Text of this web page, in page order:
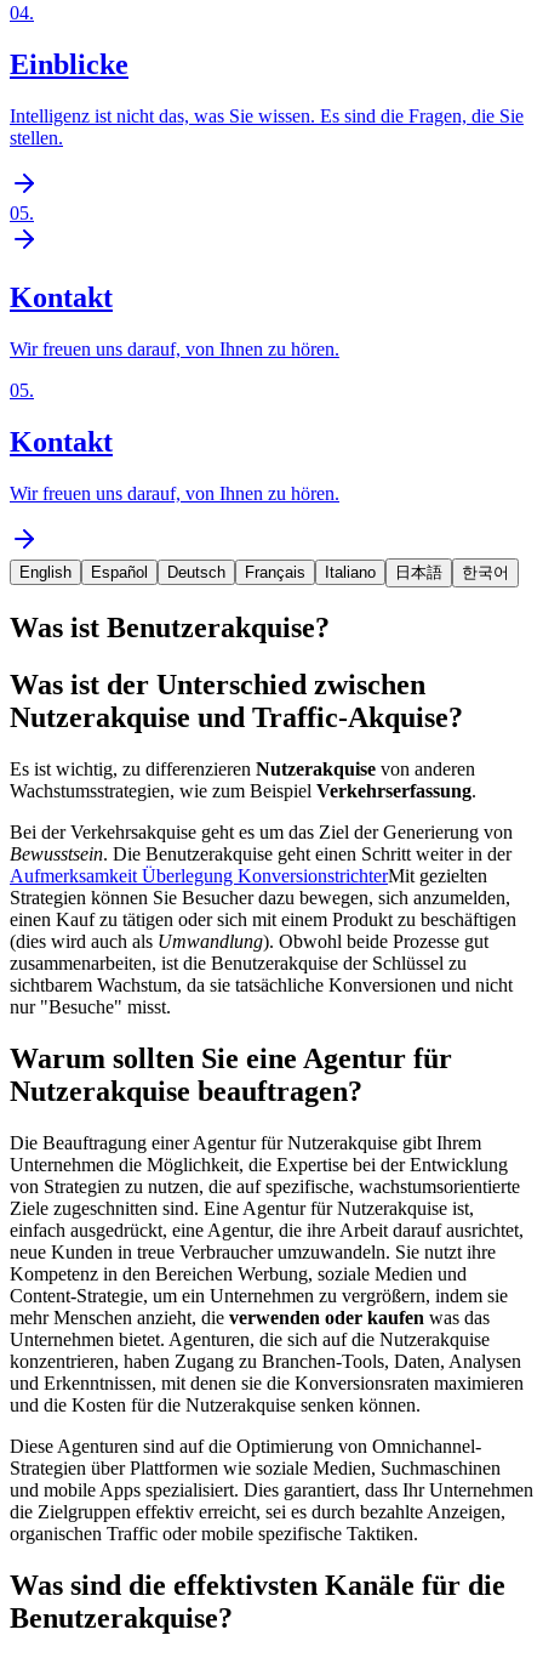
04.
Einblicke
Intelligenz ist nicht das, was Sie wissen. Es sind die Fragen, die Sie
stellen.
05.
Kontakt
Wir freuen uns darauf, von Ihnen zu hören.
05.
Kontakt
Wir freuen uns darauf, von Ihnen zu hören.
English Español Deutsch Français Italiano 日本語 한국어
Was ist Benutzerakquise?
Was ist der Unterschied zwischen
Nutzerakquise und Traffic-Akquise?
Es ist wichtig, zu differenzieren Nutzerakquise von anderen
Wachstumsstrategien, wie zum Beispiel Verkehrserfassung.
Bei der Verkehrsakquise geht es um das Ziel der Generierung von
Bewusstsein. Die Benutzerakquise geht einen Schritt weiter in der
Aufmerksamkeit Überlegung KonversionstrichterMit gezielten
Strategien können Sie Besucher dazu bewegen, sich anzumelden,
einen Kauf zu tätigen oder sich mit einem Produkt zu beschäftigen
(dies wird auch als Umwandlung). Obwohl beide Prozesse gut
zusammenarbeiten, ist die Benutzerakquise der Schlüssel zu
sichtbarem Wachstum, da sie tatsächliche Konversionen und nicht
nur "Besuche" misst.
Warum sollten Sie eine Agentur für
Nutzerakquise beauftragen?
Die Beauftragung einer Agentur für Nutzerakquise gibt Ihrem
Unternehmen die Möglichkeit, die Expertise bei der Entwicklung
von Strategien zu nutzen, die auf spezifische, wachstumsorientierte
Ziele zugeschnitten sind. Eine Agentur für Nutzerakquise ist,
einfach ausgedrückt, eine Agentur, die ihre Arbeit darauf ausrichtet,
neue Kunden in treue Verbraucher umzuwandeln. Sie nutzt ihre
Kompetenz in den Bereichen Werbung, soziale Medien und
Content-Strategie, um ein Unternehmen zu vergrößern, indem sie
mehr Menschen anzieht, die verwenden oder kaufen was das
Unternehmen bietet. Agenturen, die sich auf die Nutzerakquise
konzentrieren, haben Zugang zu Branchen-Tools, Daten, Analysen
und Erkenntnissen, mit denen sie die Konversionsraten maximieren
und die Kosten für die Nutzerakquise senken können.
Diese Agenturen sind auf die Optimierung von Omnichannel-
Strategien über Plattformen wie soziale Medien, Suchmaschinen
und mobile Apps spezialisiert. Dies garantiert, dass Ihr Unternehmen
die Zielgruppen effektiv erreicht, sei es durch bezahlte Anzeigen,
organischen Traffic oder mobile spezifische Taktiken.
Was sind die effektivsten Kanäle für die
Benutzerakquise?